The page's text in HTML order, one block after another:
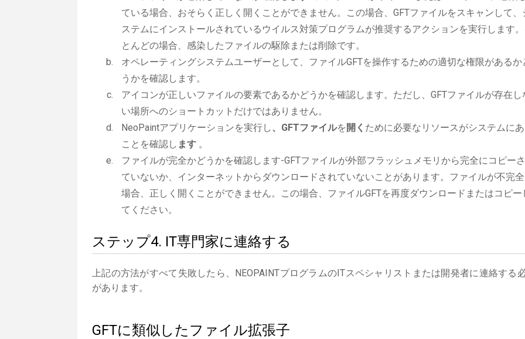
ている場合、おそらく正しく開くことができません。この場合、GFTファイルをスキャンして、
ステムにインストールされているウイルス対策プログラムが推奨するアクションを実行します
とんどの場合、感染したファイルの駆除または削除です。
オペレーティングシステムユーザーとして、ファイルGFTを操作するための適切な権限があるか
うかを確認します。
アイコンが正しいファイルの要素であるかどうかを確認します。ただし、GFTファイルが存在し
い場所へのショートカットだけではありません。
NeoPaintアプリケーションを実行し、GFTファイルを 開く ために必要なリソースがシステムに
ことを確認し ます 。
ファイルが完全かどうかを確認します-GFTファイルが外部フラッシュメモリから完全にコピー
ていないか、インターネットからダウンロードされていないことがあります。ファイルが不完
場合、正しく開くことができません。この場合、ファイルGFTを再度ダウンロードまたはコピー
てください。
ステップ4. IT専門家に連絡する
上記の方法がすべて失敗したら、NEOPAINTプログラムのITスペシャリストまたは開発者に連絡する
があります。
GFTに類似したファイル拡張子